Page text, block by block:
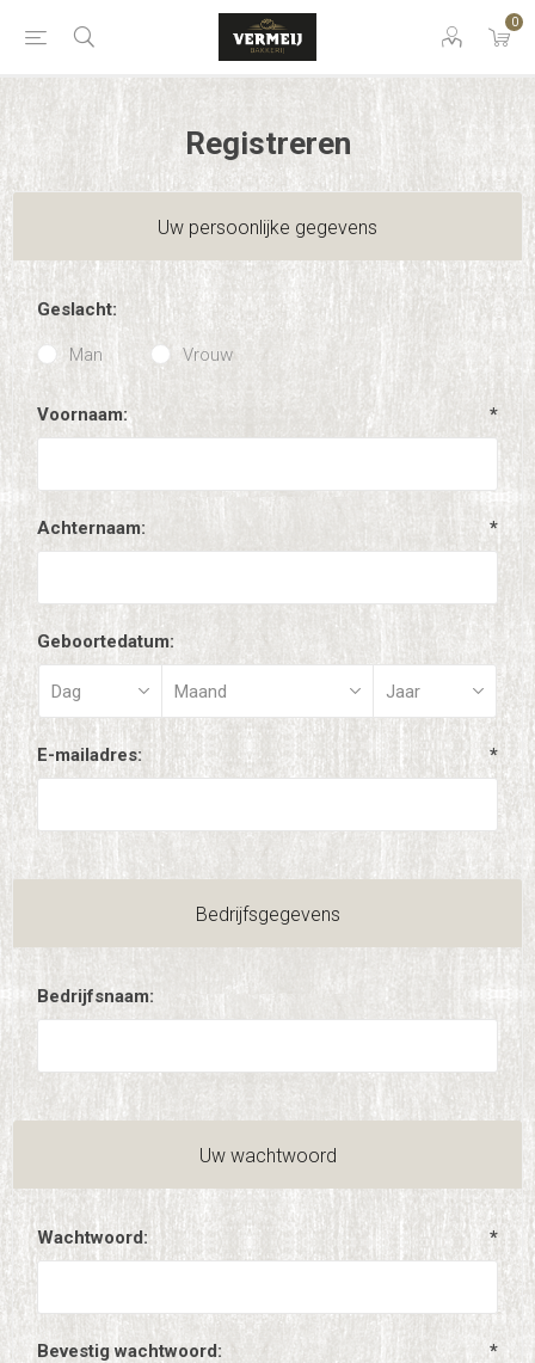
0
Registreren
Uw persoonlijke gegevens
Geslacht:
Man Vrouw
Voornaam: *
Achternaam: *
Geboortedatum:
E-mailadres: *
Bedrijfsgegevens
Bedrijfsnaam:
Uw wachtwoord
Wachtwoord: *
Bevestig wachtwoord: *